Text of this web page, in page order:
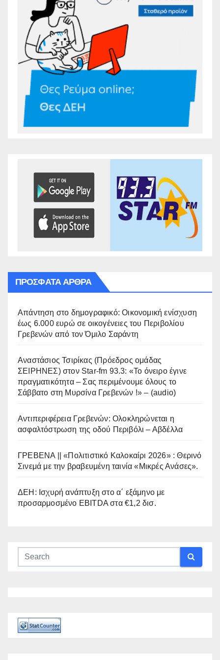
ΠΡΌΣΦΑΤΑ ΆΡΘΡΑ
Απάντηση στο δημογραφικό: Οικονομική ενίσχυση
έως 6.000 ευρώ σε οικογένειες του Περιβολίου
Γρεβενών από τον Όμιλο Σαράντη
Αναστάσιος Τσιρίκας (Πρόεδρος ομάδας
ΣΕΙΡΗΝΕΣ) στον Star-fm 93.3: «Το όνειρο έγινε
πραγματικότητα – Σας περιμένουμε όλους το
Σάββατο στη Μυρσίνα Γρεβενών !» – (audio)
Αντιπεριφέρεια Γρεβενών: Ολοκληρώνεται η
ασφαλτόστρωση της οδού Περιβόλι – Αβδέλλα
ΓΡΕΒΕΝΑ || «Πολιτιστικό Καλοκαίρι 2026» : Θερινό
Σινεμά με την βραβευμένη ταινία «Μικρές Ανάσες».
ΔΕΗ: Ισχυρή ανάπτυξη στο α΄ εξάμηνο με
προσαρμοσμένο EBITDA στα €1,2 δισ.